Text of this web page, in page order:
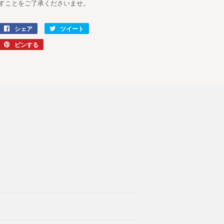
ことをご了承くださいませ。
シェア
Facebook
で
シ
ツイート
ピンする